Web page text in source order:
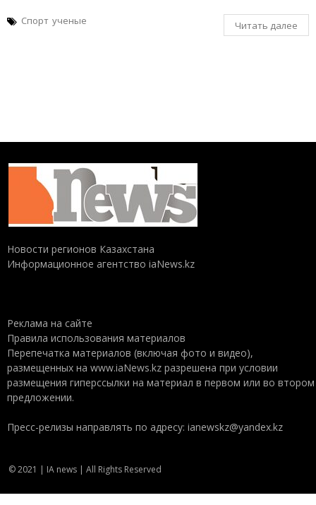
Спорт ученые Читать далее
Новости регионов Казахстана
Информационное агентство iaNews.kz
Реклама на сайте
Правила использования материалов
Перепечатка материалов (включая фото и видео),
размещенных на www.iaNews.kz разрешена при условии
размещения гиперссылки на материал в первом или во втором
предложении.
Пресс-релизы направлять по адресу: ianewskz@yandex.kz
© 2021 | IA news | All Rights Reserved